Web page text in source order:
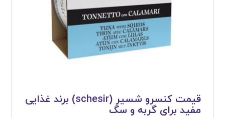
قیمت کنسرو شسیر (schesir) برند غذایی
مفید برای گربه و سگ